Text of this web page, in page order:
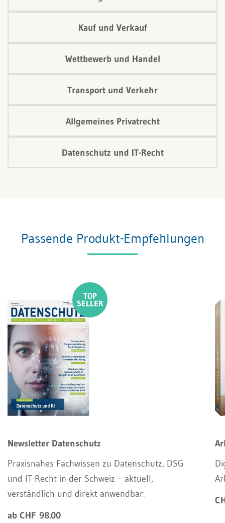
Kauf und Verkauf
Wettbewerb und Handel
Transport und Verkehr
Allgemeines Privatrecht
Datenschutz und IT-Recht
Passende Produkt-Empfehlungen
Newsletter Datenschutz
Praxisnahes Fachwissen zu Datenschutz, DSG
und IT-Recht in der Schweiz – aktuell,
verständlich und direkt anwendbar.
ab CHF 98.00